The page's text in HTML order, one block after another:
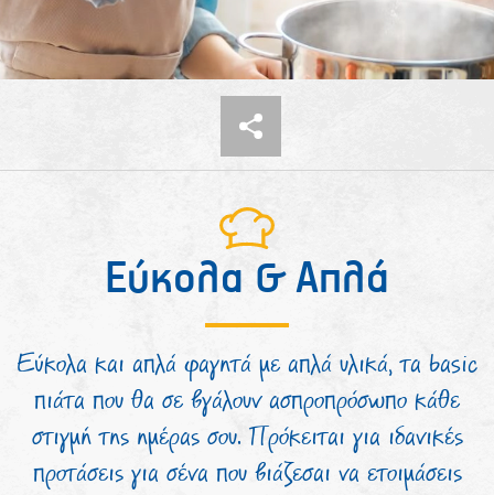
Εύκολα & Απλά
Εύκολα και απλά φαγητά με απλά υλικά, τα basic
πιάτα που θα σε βγάλουν ασπροπρόσωπο κάθε
στιγμή της ημέρας σου. Πρόκειται για ιδανικές
προτάσεις για σένα που βιάζεσαι να ετοιμάσεις